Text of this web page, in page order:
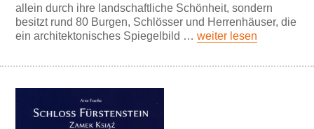
allein durch ihre landschaftliche Schönheit, sondern
besitzt rund 80 Burgen, Schlösser und Herrenhäuser, die
ein architektonisches Spiegelbild …weiter lesen